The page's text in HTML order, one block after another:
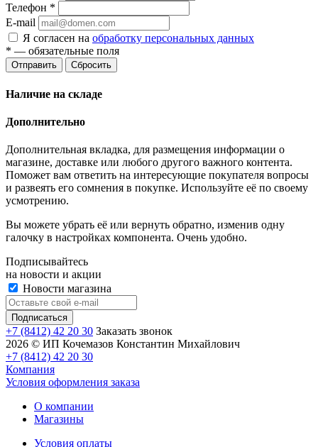
Телефон *
E-mail
Я согласен на обработку персональных данных
* — обязательные поля
Отправить Сбросить
Наличие на складе
Дополнительно
Дополнительная вкладка, для размещения информации о
магазине, доставке или любого другого важного контента.
Поможет вам ответить на интересующие покупателя вопросы
и развеять его сомнения в покупке. Используйте её по своему
усмотрению.
Вы можете убрать её или вернуть обратно, изменив одну
галочку в настройках компонента. Очень удобно.
Подписывайтесь
на новости и акции
Новости магазина
+7 (8412) 42 20 30 Заказать звонок
2026 © ИП Кочемазов Константин Михайлович
+7 (8412) 42 20 30
Компания
Условия оформления заказа
О компании
Магазины
Условия оплаты